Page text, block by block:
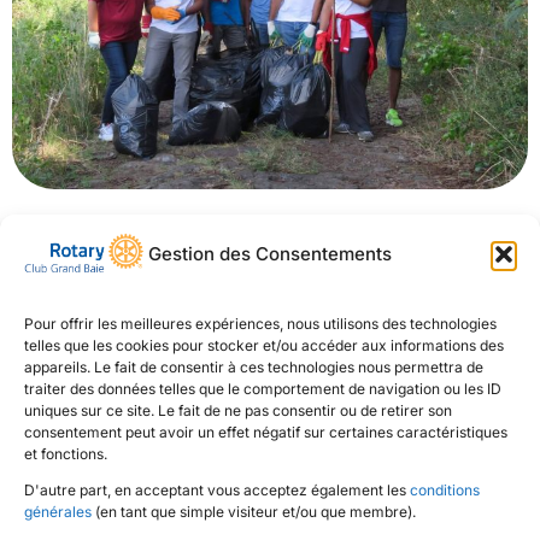
Gestion des Consentements
Pour offrir les meilleures expériences, nous utilisons des technologies
telles que les cookies pour stocker et/ou accéder aux informations des
appareils. Le fait de consentir à ces technologies nous permettra de
traiter des données telles que le comportement de navigation ou les ID
uniques sur ce site. Le fait de ne pas consentir ou de retirer son
consentement peut avoir un effet négatif sur certaines caractéristiques
et fonctions.
D'autre part, en acceptant vous acceptez également les conditions
générales (en tant que simple visiteur et/ou que membre).
Le Rotary Club de Grand Baie, en collaboration avec
Endemika, a participé à la Journée mondiale de
La famille Rotary, les Rotaractiens du Rotaract Club de
Grand Baie, du Rotaract Club de Petit Raffray et les
Interactiens de l’école internationale Northfields se sont
mobilisés pour une île Maurice plus propre.